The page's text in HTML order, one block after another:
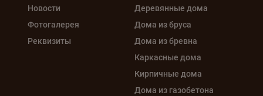
Новости
Фотогалерея
Реквизиты
Деревянные дома
Дома из бруса
Дома из бревна
Каркасные дома
Кирпичные дома
Дома из газобетона